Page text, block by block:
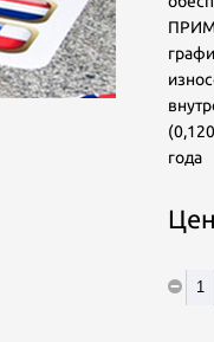
«О персональных данных» от 27
года